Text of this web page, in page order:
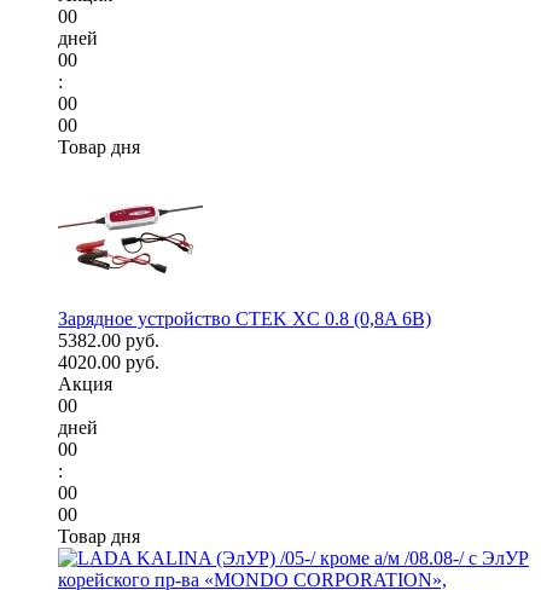
00
дней
00
:
00
00
Товар дня
Зарядное устройство CTEK XC 0.8 (0,8A 6В)
5382.00 руб.
4020.00 руб.
Акция
00
дней
00
:
00
00
Товар дня